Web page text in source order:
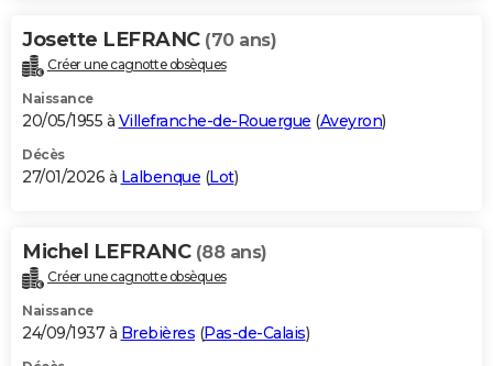
Josette LEFRANC (70 ans)
Créer une cagnotte obsèques
Naissance
20/05/1955 à Villefranche-de-Rouergue (Aveyron)
Décès
27/01/2026 à Lalbenque (Lot)
Michel LEFRANC (88 ans)
Créer une cagnotte obsèques
Naissance
24/09/1937 à Brebières (Pas-de-Calais)